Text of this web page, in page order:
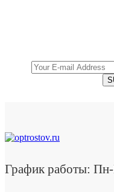
График работы: